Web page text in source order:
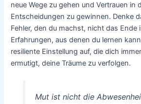
neue Wege zu gehen und Vertrauen in
Entscheidungen zu gewinnen. Denke
Fehler, den du machst, nicht das Ende
Erfahrungen, aus denen du lernen
resiliente Einstellung auf, die dich
ermutigt, deine Träume zu verfolgen.
Mut ist nicht die